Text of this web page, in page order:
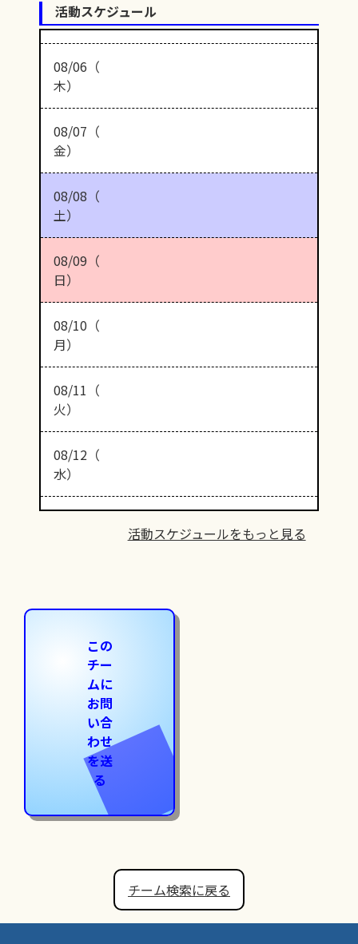
活動スケジュール
08/06（
木）
08/07（
金）
08/08（
土）
08/09（
日）
08/10（
月）
08/11（
火）
08/12（
水）
活動スケジュールをもっと見る
この
チー
ムに
お問
い合
わせ
を送
る
チーム検索に戻る